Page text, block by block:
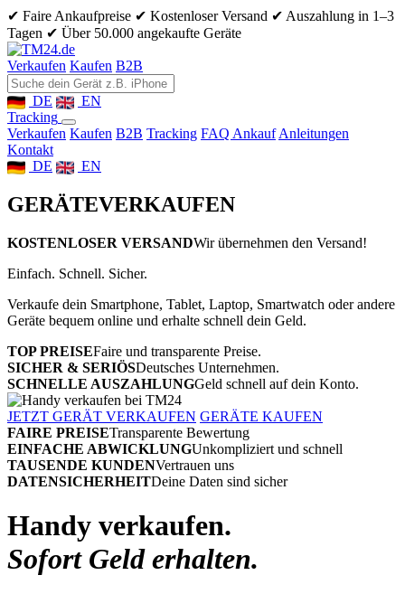
✔ Faire Ankaufpreise ✔ Kostenloser Versand ✔ Auszahlung in 1–3
Tagen ✔ Über 50.000 angekaufte Geräte
Verkaufen Kaufen B2B
DE
EN
Tracking
Verkaufen Kaufen B2B Tracking FAQ Ankauf Anleitungen
Kontakt
DE
EN
GERÄTEVERKAUFEN
KOSTENLOSER VERSANDWir übernehmen den Versand!
Einfach. Schnell. Sicher.
Verkaufe dein Smartphone, Tablet, Laptop, Smartwatch oder andere
Geräte bequem online und erhalte schnell dein Geld.
TOP PREISEFaire und transparente Preise.
SICHER & SERIÖSDeutsches Unternehmen.
SCHNELLE AUSZAHLUNGGeld schnell auf dein Konto.
JETZT GERÄT VERKAUFEN GERÄTE KAUFEN
FAIRE PREISETransparente Bewertung
EINFACHE ABWICKLUNGUnkompliziert und schnell
TAUSENDE KUNDENVertrauen uns
DATENSICHERHEITDeine Daten sind sicher
Handy verkaufen.
Sofort Geld erhalten.